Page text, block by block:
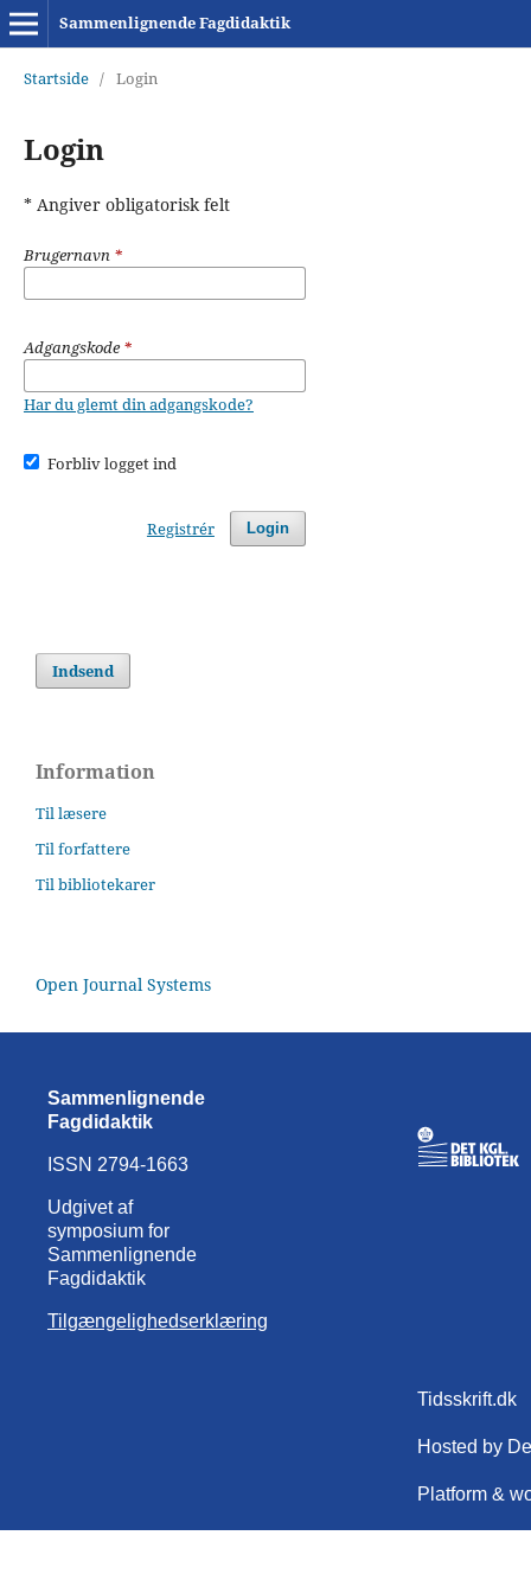
Sammenlignende Fagdidaktik
Startside / Login
Login
* Angiver obligatorisk felt
Brugernavn *
Adgangskode*
Har du glemt din adgangskode?
Forbliv logget ind
Login
Registrér
Indsend
Information
Til læsere
Til forfattere
Til bibliotekarer
Open Journal Systems
Sammenlignende
Fagdidaktik
ISSN 2794-1663
Udgivet af
symposium for
Sammenlignende
Fagdidaktik
Tilgængelighedserklæring